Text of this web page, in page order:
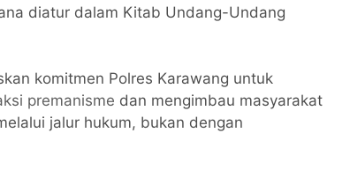
diatur dalam Kitab Undang-Undang
komitmen Polres Karawang untuk
premanisme dan mengimbau masyarakat
jalur hukum, bukan dengan